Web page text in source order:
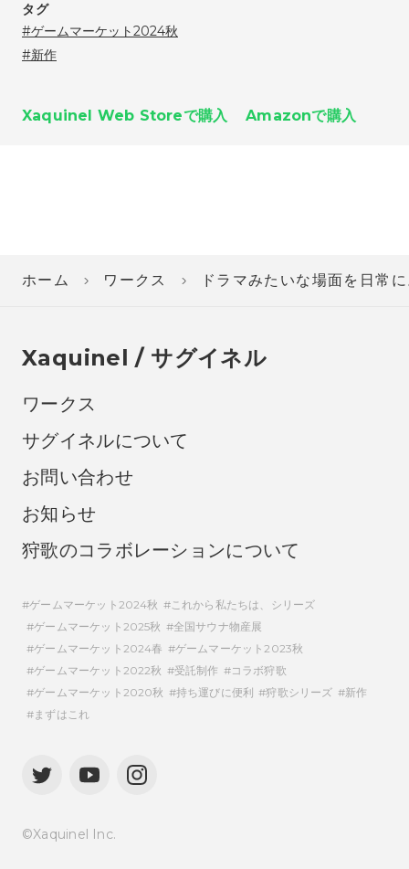
タグ
ゲームマーケット2024秋
新作
Xaquinel Web Storeで購入 Amazonで購入
ホーム ワークス ドラマみたいな場面を日常
Xaquinel / サグイネル
ワークス
サグイネルについて
お問い合わせ
お知らせ
狩歌のコラボレーションについて
ゲームマーケット2024秋
これから私たちは、シリーズ
ゲームマーケット2025秋
全国サウナ物産展
ゲームマーケット2024春
ゲームマーケット2023秋
ゲームマーケット2022秋
受託制作
コラボ狩歌
ゲームマーケット2020秋
持ち運びに便利 狩歌シリーズ
新作
まずはこれ
©Xaquinel Inc.